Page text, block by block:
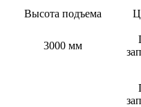
Высота подъема
3000 мм